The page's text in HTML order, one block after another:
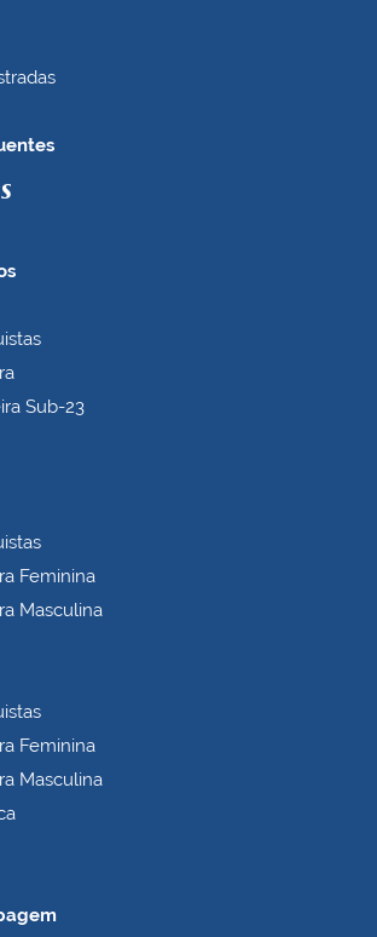
Sub-23
Feminina
Masculina
Feminina
Masculina